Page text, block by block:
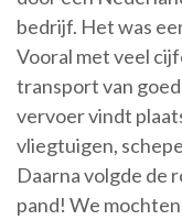
bedrijf. Het was
Vooral met veel
transport van
vervoer vindt
vliegtuigen,
Daarna volgde de
pand! We